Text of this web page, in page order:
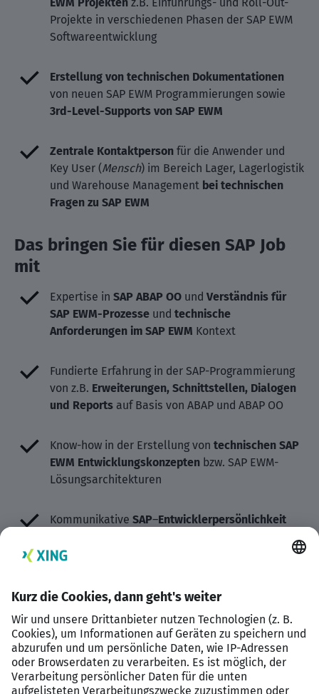
Projekte in verschiedenen Phasen der SAP EWM
Softwareentwicklung
Erstellung von technischen Dokumentationen
von neuen SAP EWM Programmierungen sowie
3rd-Level-Supports von SAP EWM
Zentrale Kontaktperson für die Anwender und
Key User (Mensch) im Bereich Lager, Lagerlogistik
und Warehouse Management bei technischen
Fragen zu SAP EWM
Das bringen Sie für diesen SAP Job
mit
Expertise in SAP ABAP OO und Verständnis für
SAP EWM-Prozesse und technische
Anforderungen im SAP EWM Kontext
Fundierte Erfahrung in der SAP-Programmierung
von z.B. Erweiterungen, Schnittstellen, Dialogen
und Reports auf Basis von ABAP und ABAP OO
Know-how in der Erstellung von technischen SAP
EWM Entwicklungskonzepten bzw. SAP EWM-
Lösungsarchitekturen
Kommunikative SAP–Entwicklerpersönlichkeit
Leidenschaft und einer gut organisierten
Ein abgeschlossenes Studium der
Wirtschaftsinformatik, Informatik oder eine IT-
Ausbildung sowiesehr guten Deutsch– und gute
Englischkenntnisse